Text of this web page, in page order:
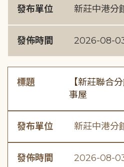
發布單位 新莊中港分
發佈時間 2026-08-
標題
【新莊聯合
事屋
發布單位 新莊中港分
發佈時間 2026-08-